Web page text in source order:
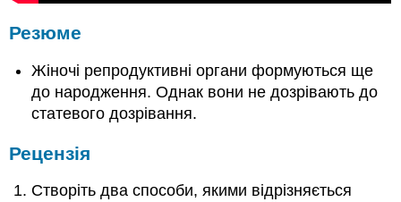
Резюме
Жіночі репродуктивні органи формуються ще
до народження. Однак вони не дозрівають до
статевого дозрівання.
Рецензія
Створіть два способи, якими відрізняється